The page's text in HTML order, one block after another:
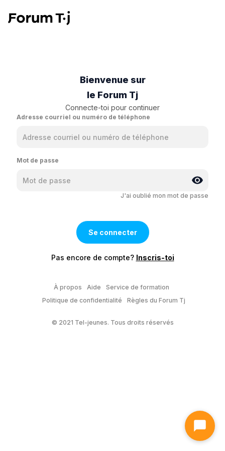
Bienvenue sur
le Forum Tj
Connecte-toi pour continuer
Adresse courriel ou numéro de téléphone
Mot de passe
J'ai oublié mon mot de passe
Pas encore de compte? Inscris-toi
À propos Aide
Service de formation
Politique de confidentialité
Règles du Forum Tj
© 2021 Tel-jeunes. Tous droits réservés